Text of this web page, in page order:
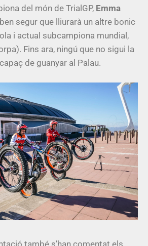
del món de TrialGP, Emma
segur que lliurarà un altre bonic
i actual subcampiona mundial,
Fins ara, ningú que no sigui la
de guanyar al Palau.
també s’han comentat els